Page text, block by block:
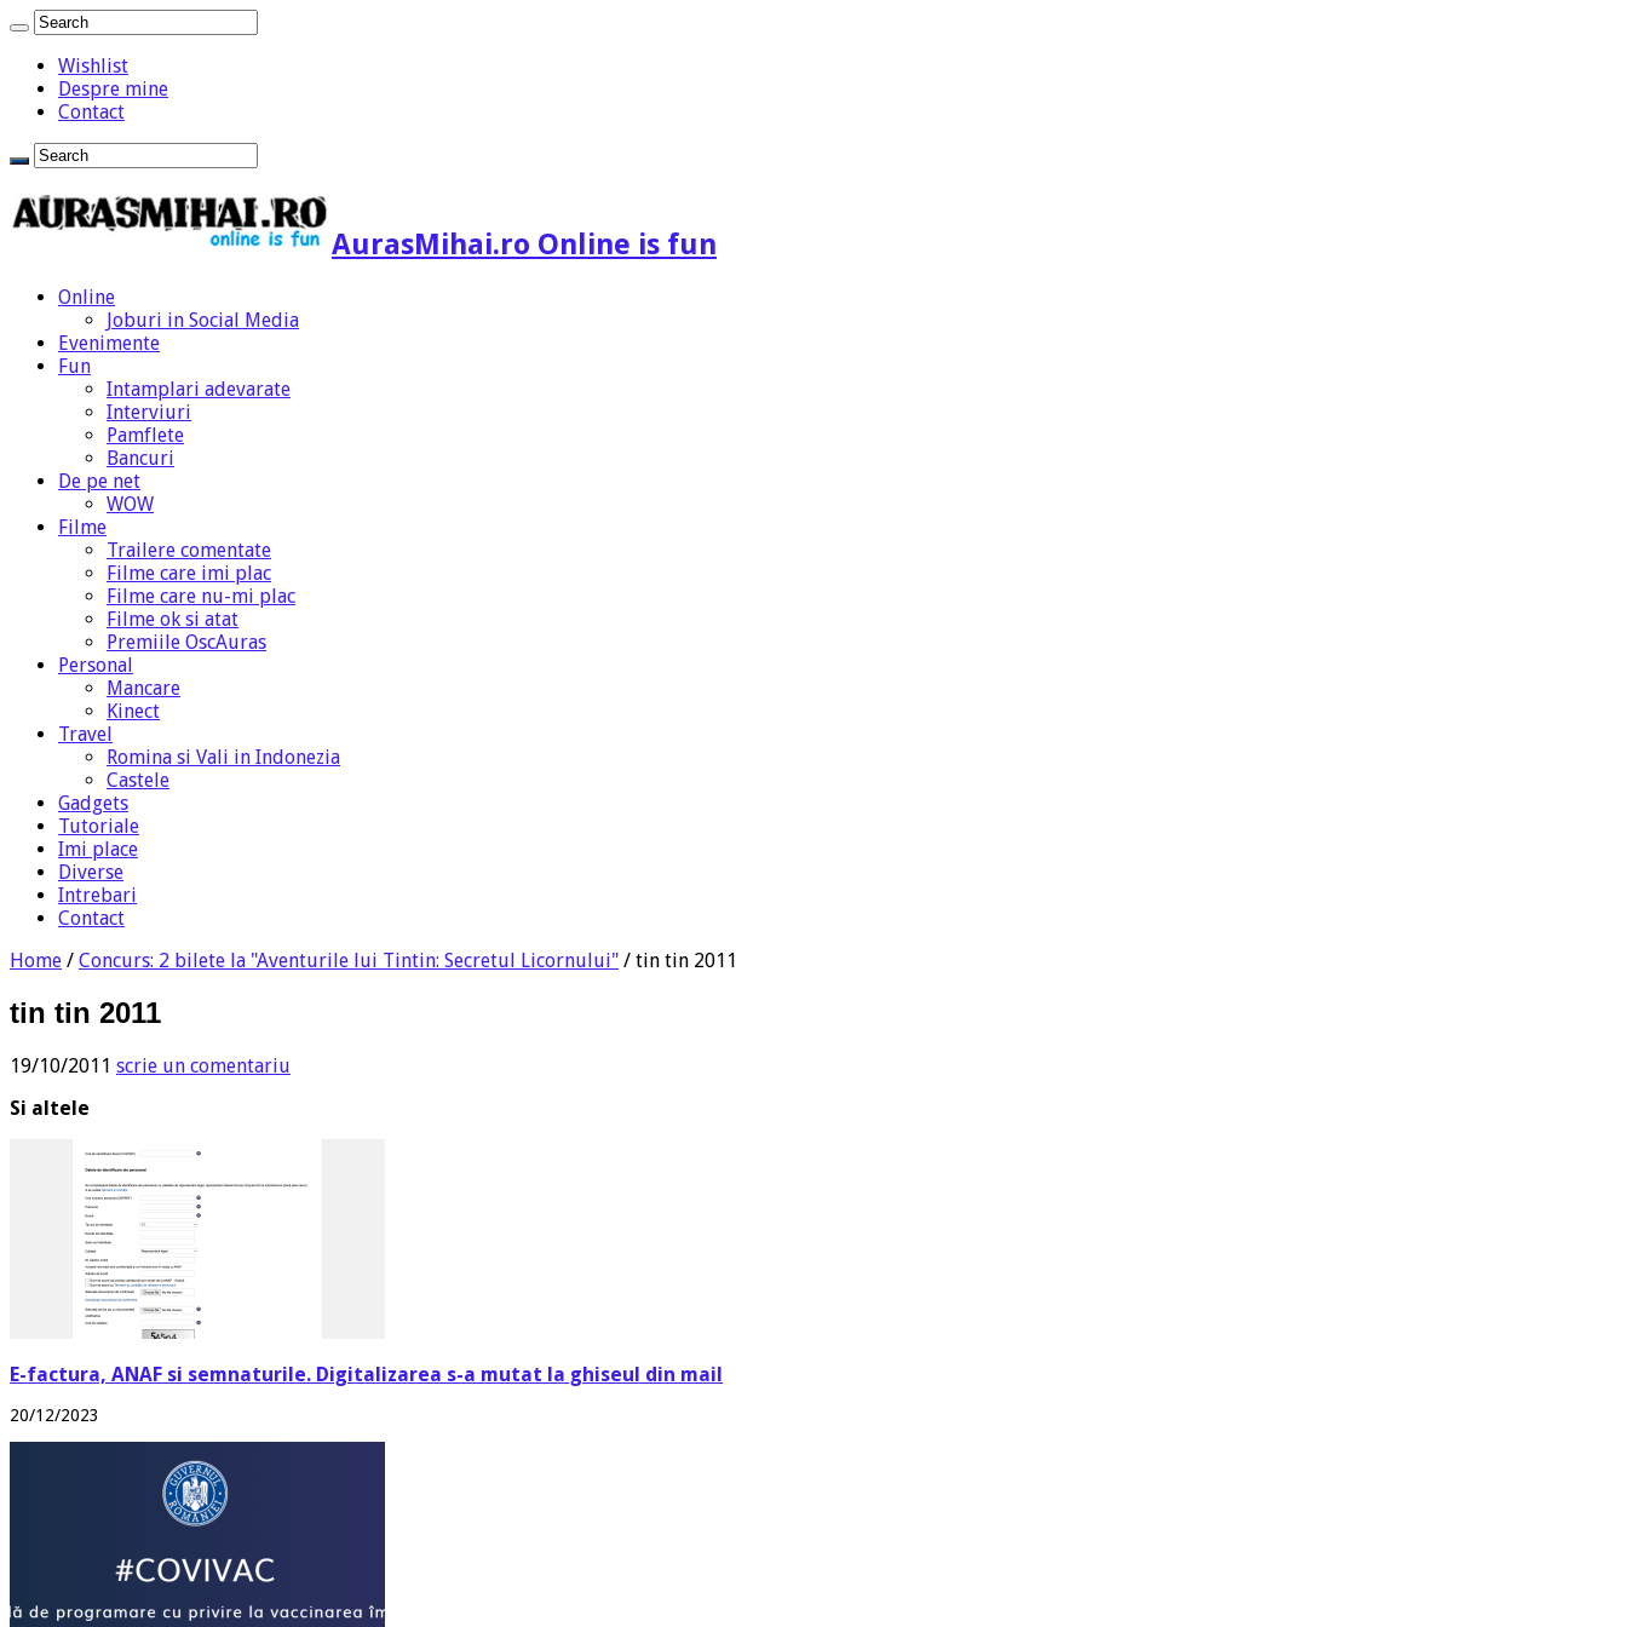
Wishlist
Despre mine
Contact
AurasMihai.ro Online is fun
Online
Joburi in Social Media
Evenimente
Fun
Intamplari adevarate
Interviuri
Pamflete
Bancuri
De pe net
WOW
Filme
Trailere comentate
Filme care imi plac
Filme care nu-mi plac
Filme ok si atat
Premiile OscAuras
Personal
Mancare
Kinect
Travel
Romina si Vali in Indonezia
Castele
Gadgets
Tutoriale
Imi place
Diverse
Intrebari
Contact
Home / Concurs: 2 bilete la "Aventurile lui Tintin: Secretul Licornului" / tin tin 2011
tin tin 2011
19/10/2011 scrie un comentariu
Si altele
E-factura, ANAF si semnaturile. Digitalizarea s-a mutat la ghiseul din mail
20/12/2023